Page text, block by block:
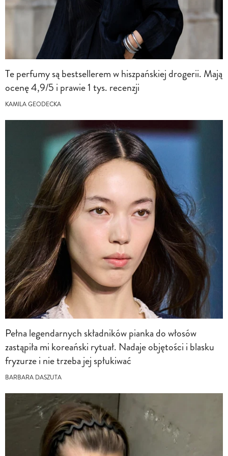
Te perfumy są bestsellerem w hiszpańskiej drogerii. Mają
ocenę 4,9/5 i prawie 1 tys. recenzji
KAMILA GEODECKA
Pełna legendarnych składników pianka do włosów
zastąpiła mi koreański rytuał. Nadaje objętości i blasku
fryzurze i nie trzeba jej spłukiwać
BARBARA DASZUTA